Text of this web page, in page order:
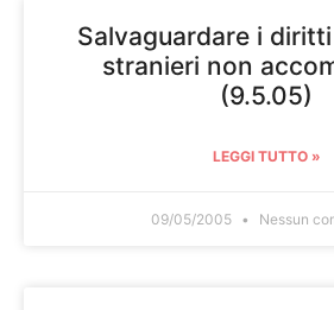
Salvaguardare i
stranieri non
(9.5.05)
LEGGI TUTTO »
09/05/2005 Nessun